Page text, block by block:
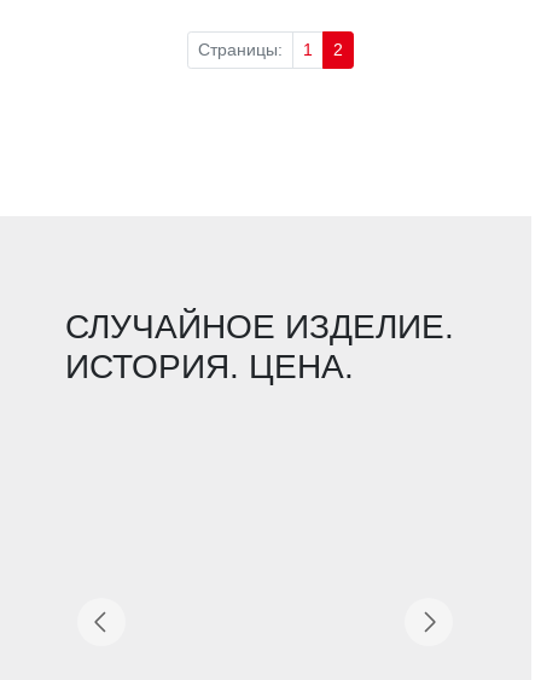
Страницы: 1 2
СЛУЧАЙНОЕ ИЗДЕЛИЕ.
ИСТОРИЯ. ЦЕНА.